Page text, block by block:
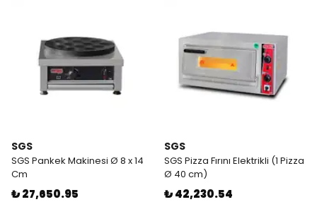
SGS
SGS Pankek Makinesi Ø 8 x 14
Cm
₺ 27,650.95
SGS
SGS Pizza Fırını Elektrikli (1 Pizza
Ø 40 cm)
₺ 42,230.54